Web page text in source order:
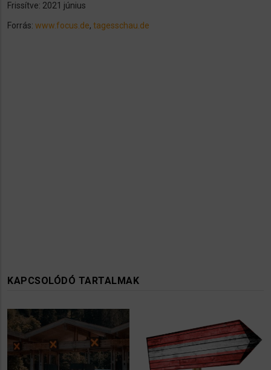
Frissítve: 2021 június
Forrás: www.focus.de, tagesschau.de
KAPCSOLÓDÓ TARTALMAK